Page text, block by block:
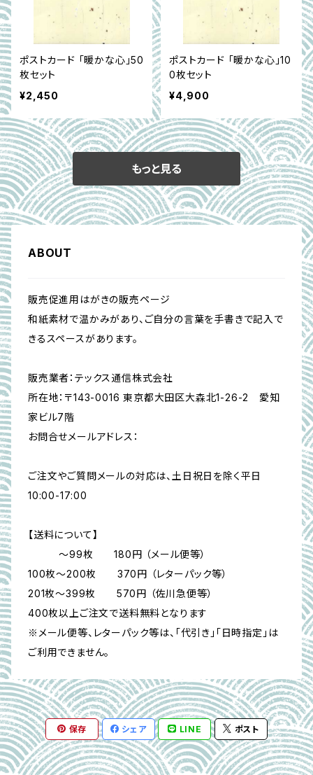
ポストカード 「暖かな心」50
枚セット
¥2,450
ポストカード 「暖かな心」10
0枚セット
¥4,900
もっと見る
ABOUT
販売促進用はがきの販売ページ
和紙素材で温かみがあり、ご自分の言葉を手書きで記入で
きるスペースがあります。
販売業者：テックス通信株式会社
所在地：〒143-0016 東京都大田区大森北1-26-2 愛知
家ビル7階
お問合せメールアドレス：
ご注文やご質問メールの対応は、土日祝日を除く平日
10:00-17:00
【送料について】
～99枚 180円 （メール便等）
100枚～200枚 370円 （レターパック等）
201枚～399枚 570円 （佐川急便等）
400枚以上ご注文で送料無料となります
※メール便等、レターパック等は、「代引き」「日時指定」は
ご利用できません。
保存 シェア LINE ポスト